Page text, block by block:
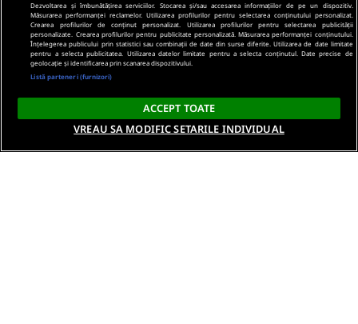
Dezvoltarea și îmbunătățirea serviciilor. Stocarea și/sau accesarea informațiilor de pe un dispozitiv.
Măsurarea performanței reclamelor. Utilizarea profilurilor pentru selectarea conținutului personalizat.
Crearea profilurilor de conținut personalizat. Utilizarea profilurilor pentru selectarea publicității
personalizate. Crearea profilurilor pentru publicitate personalizată. Măsurarea performanței conținutului.
Înțelegerea publicului prin statistici sau combinații de date din surse diferite. Utilizarea de date limitate
pentru a selecta publicitatea. Utilizarea datelor limitate pentru a selecta conținutul. Date precise de
geolocație și identificarea prin scanarea dispozitivului.
Listă parteneri (furnizori)
ACCEPT TOATE
VREAU SA MODIFIC SETARILE INDIVIDUAL